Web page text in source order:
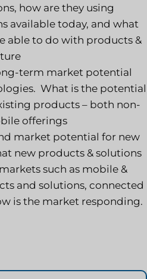
how are they using
available today, and what
able to do with products &
term market potential
What is the potential
products – both non-
offerings
market potential for new
new products & solutions
such as mobile &
and solutions, connected
is the market responding.